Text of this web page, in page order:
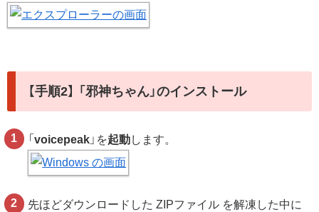
【手順2】 「邪神ちゃん」のインストール
「voicepeak 」を起動します。
先ほどダウンロードした ZIPファイル を解凍した中に